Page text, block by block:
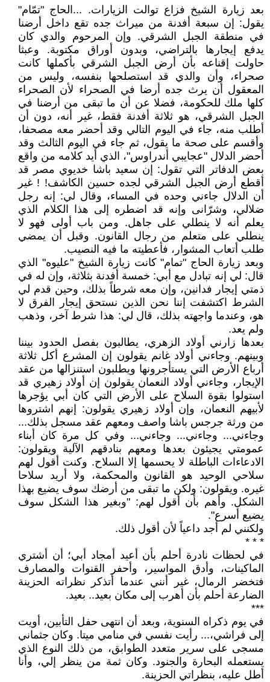
بعد زيارة الشيخ فزاع توالت الزيارات. ...الحاج "تمّام"
يقول: إن سبعة أفدنة من ميراث جده تقع داخل أرضنا
في منطقة الجبل الشرقي. وإن المرحوم والدي كان
يدفع إيجارها بالتراضي، وبدون أوراق مكتوبة. وعبثا
حاولت إقناعه بأن أرض الجبل الشرقي بأكملها كانت
صحراء، وأن والدي قد استصلحها بنفسه، وليس من
المعقول أن يرث جده أرضا في الصحراء لأن الصحراء
كلها ملك للحكومة، فضلا عن أن ما تبقى من أرضنا في
الجبل الشرقي، هو ثلاثة أفدنة فقط، غير أنه، دون أن
أطلب منه، جاء في اليوم التالي وقد أحضر معه مصحفا،
وأقسم على صحة ما يقول، ثم جاء في اليوم الثالث وقد
أحضر الدلال "عجايبي أندراوس"، الذي أيد كلامه من واقع
بعض الدفاتر التي تقول: إن سعيد باشا خديوي مصر قد
أقطع أرض الجبل الشرقي لجده حسين الكاشف! ! غير
أن الدلال جاءني وحده في المساء، وقال لي: إنه رجل
ضلالي، وشرّانى وإنه قد اضطره إلى هذا الكلام الذي
يعلم أنه لا ينطلي على جاهل. ومن باب أولى فهو لا
ينطلي على متعلم من رجال القانون. وقبل أن يمضي
طلب أتعاب المشوار، فأعطيته ما فيه النصيب.
وبعد زيارة الحاج "تمام" كانت زيارة الشيخ "عليوه" الذي
قال: لي إنه تبادل مع أبي: خمسة أفدنة بثلاثة، وإن له في
ذمتي إيجار فدانين، وإن معه شرطاً بذلك، وحين قدم لي
الشرط اكتشفت إننا نحن الذين نستحق إيجار الفرق لا
هو، وعندما واجهته بذلك، قال لي: هذا شرط آخر، وذهب
ولم يعد.
بعدها زارني أولاد الزهري، يطالبون بفصل الحدود بيننا
وبينهم. وجاءني أولاد غانم يقولون إن المشرع أكل ثلاثة
أرباع الأرض التي يستأجرونها ويطلبون استنزالها من عقد
الإيجار، وجاءني أولاد النعمان يقولون إن أولاد زهيري قد
استولوا بقوة السلاح على الأرض التي كان أبي يؤجرها
لأبيهم النعمان، وإن أولاد زهيري يقولون: إنهم اشتروها
من ورثة جرجس باشا واصف ومعهم عقد مسجل بذلك...
وجاءني... وجاءني... وجاءني... وفي كل مرة كان أبناء
عمومتي يجيئون بعدها ومعهم بنادقهم الآلية ويقولون:
الادعاءات الباطلة لا يحسمها إلا السلاح. وكنت أقول لهم
سلاحي الوحيد هو القانون والمحكمة، ولا أريد سلاحا
غيره. ويقولون: ولكن ما تبقى من أرضك سوف يضيع بهذا
الشكل. وأهم بأن أقول لهم: "وبغير هذا الشكل سوف
يضيع أسرع".
ولكنني لم أجد داعياً لأن أقول ذلك.
* * *
في لحظات نادرة أحلم بأن أعيد أمجاد أبي؛ أن أشتري
الماكينات، وأدق المواسير، وأحفر القنوات والمصارف
فتخضر الرمال، غير أنني عندما أتذكر نظراته الحزينة
الضارعة أحلم بأن أهرب إلى مكان بعيد.. بعيد.
***
في يوم ذكراه السنوية، وبعد أن انتهى حفل التأبين، أويت
إلى فراشي،... رأيت نفسي في منامي ميتا. وكان جثماني
مسجى على سرير متعدد الطوابق، من ذلك النوع الذي
يستعمله البحارة والجنود. وكان ثمة من ينظر إلي، وأنا
أطل عليه، بنظراتي الحزينة.